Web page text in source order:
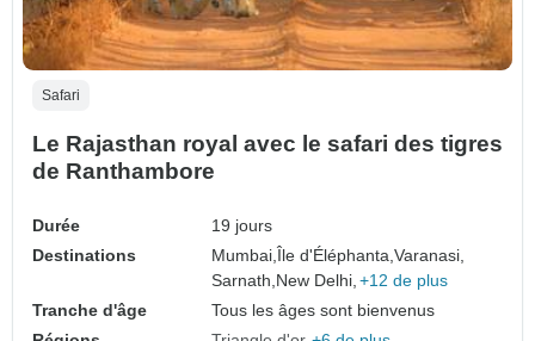
Safari
Le Rajasthan royal avec le safari des tigres
de Ranthambore
Durée
19 jours
Destinations
Mumbai, Île d'Éléphanta,Varanasi,
Sarnath, New Delhi, +12 de plus
Tranche d'âge
Tous les âges sont bienvenus